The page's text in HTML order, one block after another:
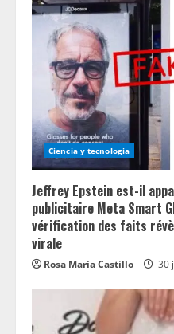
Ciencia y tecnologia
Jeffrey Epstein est-il
publicitaire Meta Smart
vérification des faits
virale
Rosa María Castillo 30